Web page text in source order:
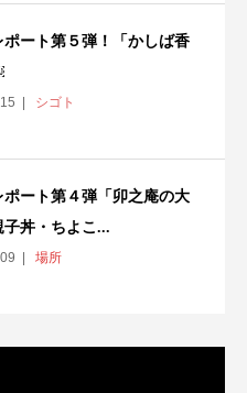
ポート第５弾！「かしば香
シゴト
ポート第４弾「卯之庵の大
丼・ちよこ...
場所